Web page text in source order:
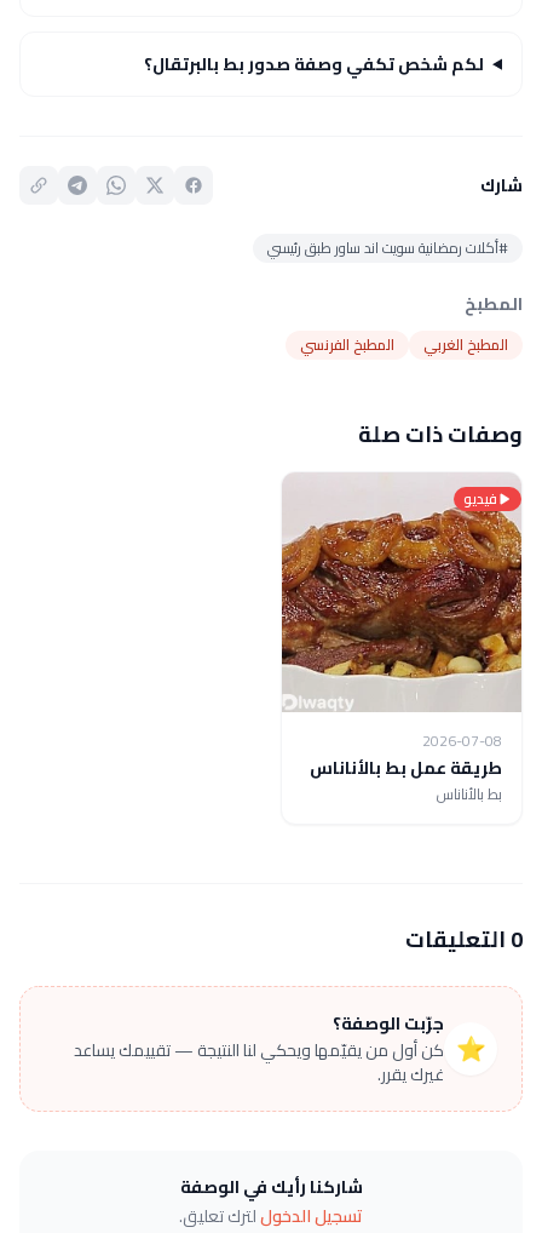
لكم شخص تكفي وصفة صدور بط بالبرتقال؟
شارك
#أكلات رمضانية سويت اند ساور طبق رئيسي
المطبخ
المطبخ الغربي المطبخ الفرنسي
وصفات ذات صلة
فيديو
2026-07-08
طريقة عمل بط بالأناناس
بط بالأناناس
0 التعليقات
⭐
جرّبت الوصفة؟
كن أول من يقيّمها ويحكي لنا النتيجة — تقييمك يساعد
غيرك يقرر.
شاركنا رأيك في الوصفة
تسجيل الدخوللترك تعليق.